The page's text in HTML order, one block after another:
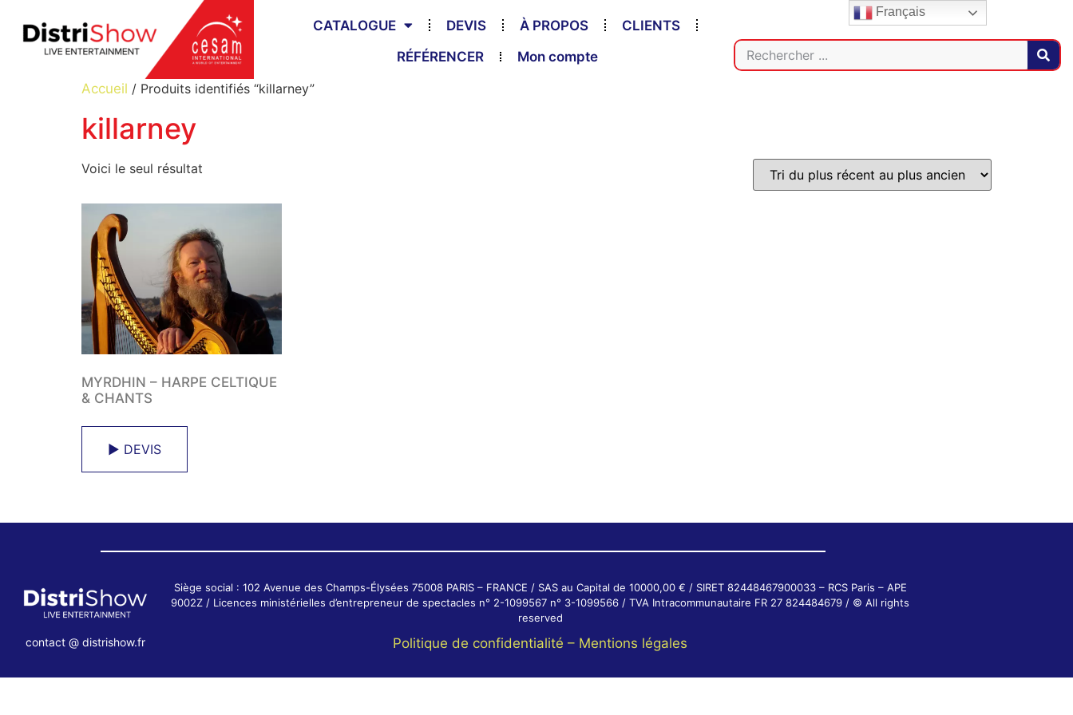
CATALOGUE DEVIS À PROPOS
CLIENTS
RÉFÉRENCER
Mon compte
Accueil / Produits identifiés “killarney”
killarney
Voici le seul résultat
MYRDHIN – HARPE CELTIQUE
& CHANTS
► DEVIS
contact @ distrishow.fr
Siège social : 102 Avenue des Champs-Élysées 75008 PARIS – FRANCE / SAS au Capital de 10000,00 € / SIRET 82448467900033 – RCS Paris – APE
9002Z / Licences ministérielles d’entrepreneur de spectacles n° 2-1099567 n° 3-1099566 / TVA Intracommunautaire FR 27 824484679 / © All rights
reserved
Politique de confidentialité – Mentions légales
Français